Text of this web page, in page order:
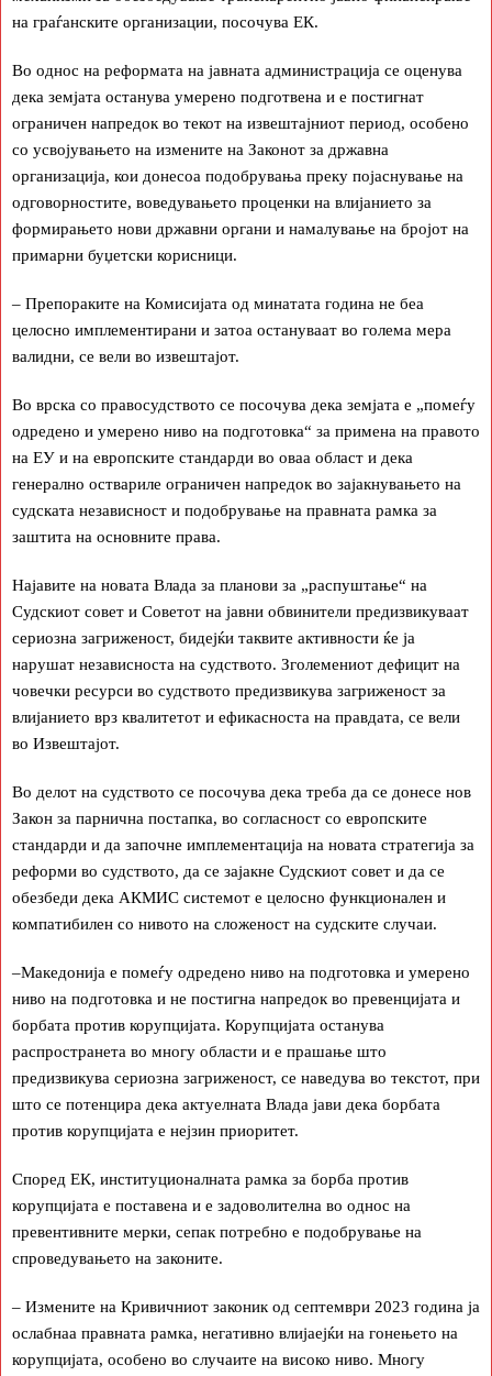
на граѓанските организации, посочува ЕК.
Во однос на реформата на јавната администрација се оценува
дека земјата останува умерено подготвена и е постигнат
ограничен напредок во текот на извештајниот период, особено
со усвојувањето на измените на Законот за државна
организација, кои донесоа подобрувања преку појаснување на
одговорностите, воведувањето проценки на влијанието за
формирањето нови државни органи и намалување на бројот на
примарни буџетски корисници.
– Препораките на Комисијата од минатата година не беа
целосно имплементирани и затоа остануваат во голема мера
валидни, се вели во извештајот.
Во врска со правосудството се посочува дека земјата е „помеѓу
одредено и умерено ниво на подготовка“ за примена на правото
на ЕУ и на европските стандарди во оваа област и дека
генерално оствариле ограничен напредок во зајакнувањето на
судската независност и подобрување на правната рамка за
заштита на основните права.
Најавите на новата Влада за планови за „распуштање“ на
Судскиот совет и Советот на јавни обвинители предизвикуваат
сериозна загриженост, бидејќи таквите активности ќе ја
нарушат независноста на судството. Зголемениот дефицит на
човечки ресурси во судството предизвикува загриженост за
влијанието врз квалитетот и ефикасноста на правдата, се вели
во Извештајот.
Во делот на судството се посочува дека треба да се донесе нов
Закон за парнична постапка, во согласност со европските
стандарди и да започне имплементација на новата стратегија за
реформи во судството, да се зајакне Судскиот совет и да се
обезбеди дека АКМИС системот е целосно функционален и
компатибилен со нивото на сложеност на судските случаи.
–Македонија е помеѓу одредено ниво на подготовка и умерено
ниво на подготовка и не постигна напредок во превенцијата и
борбата против корупцијата. Корупцијата останува
распространета во многу области и е прашање што
предизвикува сериозна загриженост, се наведува во текстот, при
што се потенцира дека актуелната Влада јави дека борбата
против корупцијата е нејзин приоритет.
Според ЕК, институционалната рамка за борба против
корупцијата е поставена и е задоволителна во однос на
превентивните мерки, сепак потребно е подобрување на
спроведувањето на законите.
– Измените на Кривичниот законик од септември 2023 година ја
ослабнаа правната рамка, негативно влијаејќи на гонењето на
корупцијата, особено во случаите на високо ниво. Многу